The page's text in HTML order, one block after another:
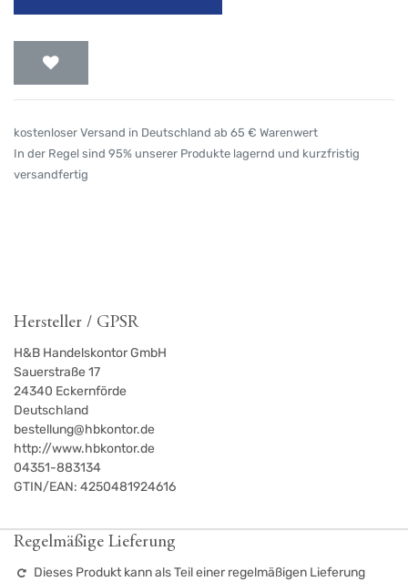
kostenloser Versand in Deutschland ab 65 € Warenwert
In der Regel sind 95% unserer Produkte lagernd und kurzfristig
versandfertig
Hersteller / GPSR
H&B Handelskontor GmbH
Sauerstraße 17
24340 Eckernförde
Deutschland
bestellung@hbkontor.de
http://www.hbkontor.de
04351-883134
GTIN/EAN: 4250481924616
Regelmäßige Lieferung
Dieses Produkt kann als Teil einer regelmäßigen Lieferung